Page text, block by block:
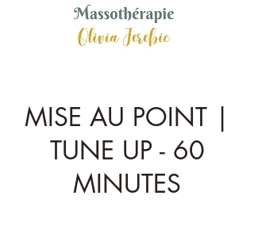
MISE AU POINT |
TUNE UP - 60
MINUTES